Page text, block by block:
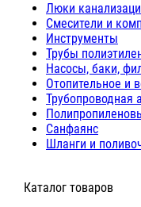
Люки
Cмесители и
Инструменты
Трубы
Насосы, баки,
Отопительное и
Трубопроводная
Санфаянс
Шланги и
⠀Каталог товаров